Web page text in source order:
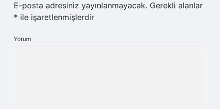
E-posta adresiniz yayınlanmayacak. Gerekli alanlar
* ile işaretlenmişlerdir
Yorum